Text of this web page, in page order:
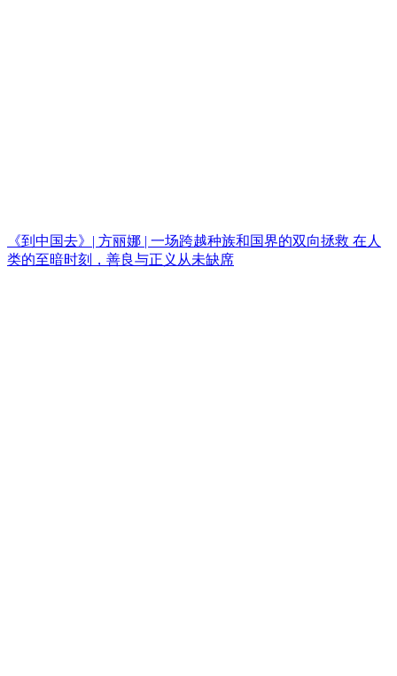
《到中国去》| 方丽娜 | 一场跨越种族和国界的双向拯救 在人
类的至暗时刻，善良与正义从未缺席